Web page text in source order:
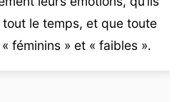
le temps, et que toute
féminins » et « faibles ».